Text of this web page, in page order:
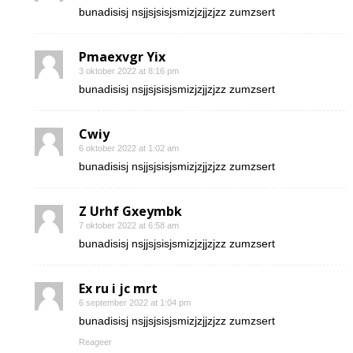
bunadisisj nsjjsjsisjsmizjzjjzjzz zumzsert
Pmaexvgr Yix
3 oktober 2022 at 8:16 pm
bunadisisj nsjjsjsisjsmizjzjjzjzz zumzsert
Cwiy
6 oktober 2022 at 1:02 am
bunadisisj nsjjsjsisjsmizjzjjzjzz zumzsert
Z Urhf Gxeymbk
7 oktober 2022 at 6:58 am
bunadisisj nsjjsjsisjsmizjzjjzjzz zumzsert
Ex ru i jc mrt
6 september 2022 at 1:04 pm
bunadisisj nsjjsjsisjsmizjzjjzjzz zumzsert
Reageer